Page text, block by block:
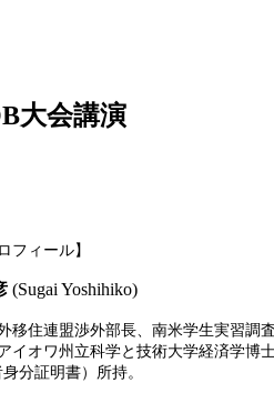
大会講演
フィール】
(Sugai Yoshihiko)
移住連盟渉外部長、南米学生実習
イオワ州立科学と技術大学経済学博
分証明書）所持。